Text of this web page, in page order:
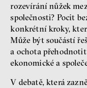
rozevírání nůžek
společnosti? Pocit
konkrétní kroky,
Může být součástí
a ochota
ekonomické a
V debatě, která